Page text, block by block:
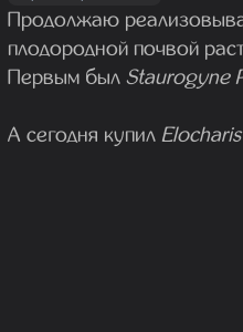
Продолжаю
плодородной почвой
Первым был Staurogyne
А сегодня купил Elocharis